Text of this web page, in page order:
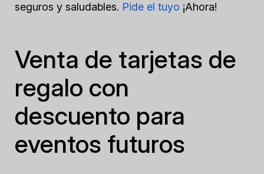
seguros y saludables. Pide el tuyo ¡Ahora!
Venta de tarjetas de
regalo con
descuento para
eventos futuros